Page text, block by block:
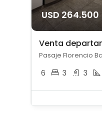
USD 264.500
6 3 3